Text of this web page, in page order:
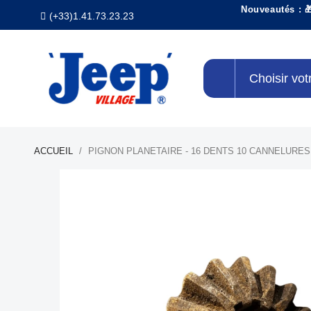
(+33)1.41.73.23.23
Nouveautés :
Choisir
ACCUEIL PIGNON PLANETAIRE - 16 DENTS 10 CANNELURES